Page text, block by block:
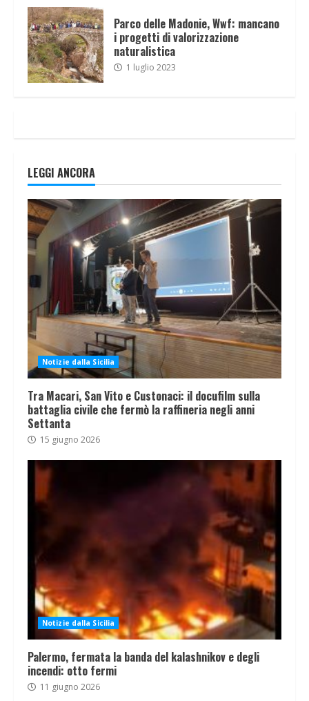
Parco delle Madonie, Wwf: mancano
i progetti di valorizzazione
naturalistica
1 luglio 2023
LEGGI ANCORA
Notizie dalla Sicilia
Tra Macari, San Vito e Custonaci: il docufilm sulla
battaglia civile che fermò la raffineria negli anni
Settanta
15 giugno 2026
Notizie dalla Sicilia
Palermo, fermata la banda del kalashnikov e degli
incendi: otto fermi
11 giugno 2026